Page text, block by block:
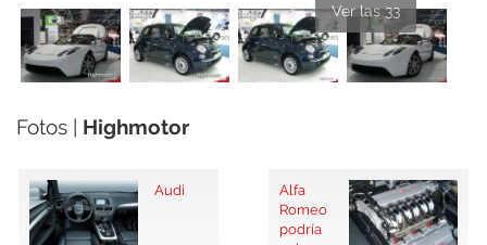
Ver las 33
Fotos | Highmotor
Audi
Alfa
Romeo
podría